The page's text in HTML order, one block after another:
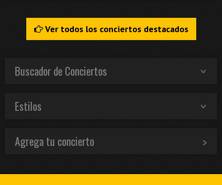
Ver todos los conciertos destacados
Buscador de Conciertos
Estilos
Agrega tu concierto